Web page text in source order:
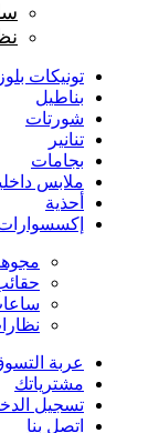
تونيكات
بناطيل
شورتات
تنانير
بجامات
ملابس
أحذية
عربة
مشترياتك
تسجيل
اتصل بنا